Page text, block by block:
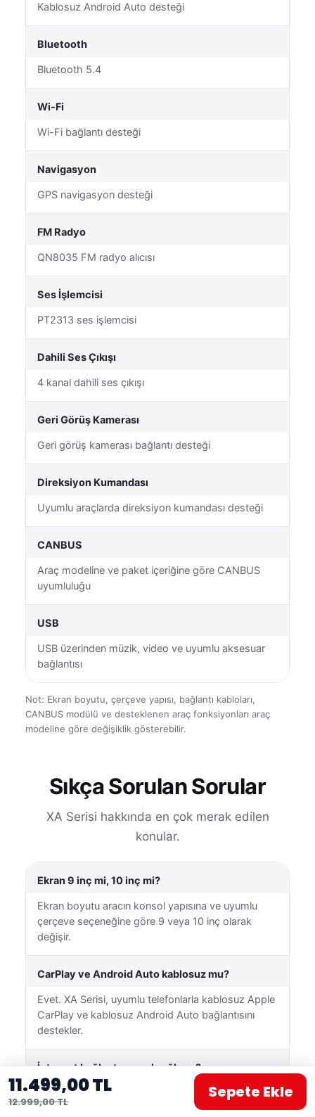
11.499,00 TL
12.999,00 TL
Sepete Ekle
Kablosuz Android Auto desteği
Bluetooth
Bluetooth 5.4
Wi-Fi
Wi-Fi bağlantı desteği
Navigasyon
GPS navigasyon desteği
FM Radyo
QN8035 FM radyo alıcısı
Ses İşlemcisi
PT2313 ses işlemcisi
Dahili Ses Çıkışı
4 kanal dahili ses çıkışı
Geri Görüş Kamerası
Geri görüş kamerası bağlantı desteği
Direksiyon Kumandası
Uyumlu araçlarda direksiyon kumandası desteği
CANBUS
Araç modeline ve paket içeriğine göre CANBUS
uyumluluğu
USB
USB üzerinden müzik, video ve uyumlu aksesuar
bağlantısı
Not: Ekran boyutu, çerçeve yapısı, bağlantı kabloları,
CANBUS modülü ve desteklenen araç fonksiyonları araç
modeline göre değişiklik gösterebilir.
Sıkça Sorulan Sorular
XA Serisi hakkında en çok merak edilen
konular.
Ekran 9 inç mi, 10 inç mi?
Ekran boyutu aracın konsol yapısına ve uyumlu
çerçeve seçeneğine göre 9 veya 10 inç olarak
değişir.
CarPlay ve Android Auto kablosuz mu?
Evet. XA Serisi, uyumlu telefonlarla kablosuz Apple
CarPlay ve kablosuz Android Auto bağlantısını
destekler.
İnternet bağlantısı nasıl sağlanır?
Cihaz Wi-Fi üzerinden uygun bir kablosuz ağa
veya telefonunuzun mobil erişim noktasına